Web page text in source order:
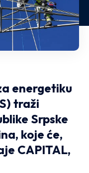
energetiku
traži
Srpske
koje će,
CAPITAL,